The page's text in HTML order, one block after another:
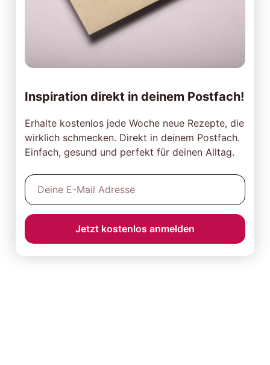
Inspiration direkt in deinem Postfach!
Erhalte kostenlos jede Woche neue Rezepte, die
wirklich schmecken. Direkt in deinem Postfach.
Einfach, gesund und perfekt für deinen Alltag.
Jetzt kostenlos anmelden